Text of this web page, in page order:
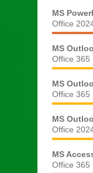
MS
Office
MS
Office 365
MS
Office 365
MS
Office
MS
Office 365